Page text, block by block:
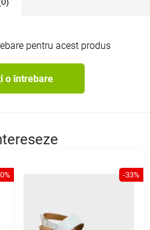
pentru acest produs
o întrebare
-33%